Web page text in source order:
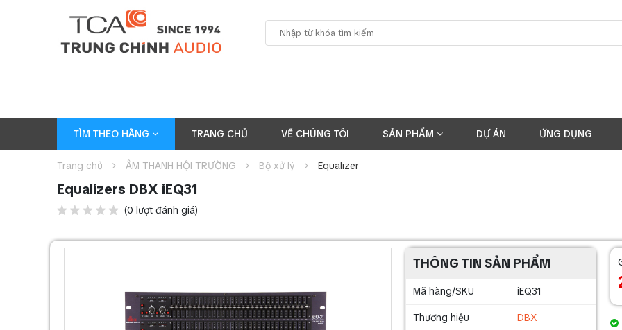
TÌM THEO HÃNG TRANG CHỦ VỀ CHÚNG TÔI SẢN PHẨM DỰ ÁN ỨNG DỤNG
Trang chủ ÂM THANH HỘI TRƯỜNG Bộ xử lý Equalizer
Equalizers DBX iEQ31
(0 lượt đánh giá)
THÔNG TIN SẢN PHẨM
Mã hàng/SKU iEQ31
Thương hiệu DBX